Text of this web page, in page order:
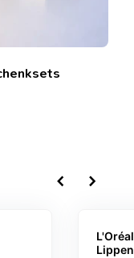
chevron_left chevron_right